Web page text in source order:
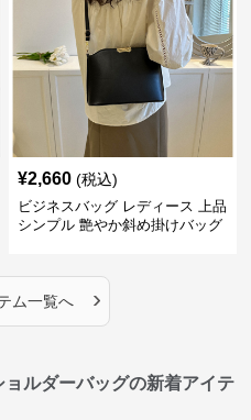
¥2,660 (税込)
ビジネスバッグ レディース 上品
シンプル 艶やか斜め掛けバッグ
ム一覧へ ›
ルダーバッグの新着アイテ